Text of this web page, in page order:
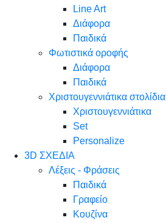
Line Art
Διάφορα
Παιδικά
Φωτιστικά οροφής
Διάφορα
Παιδικά
Χριστουγεννιάτικα στολίδια
Χριστουγεννιάτικα
Set
Personalize
3D ΣΧΕΔΙΑ
Λέξεις - Φράσεις
Παιδικά
Γραφείο
Κουζίνα